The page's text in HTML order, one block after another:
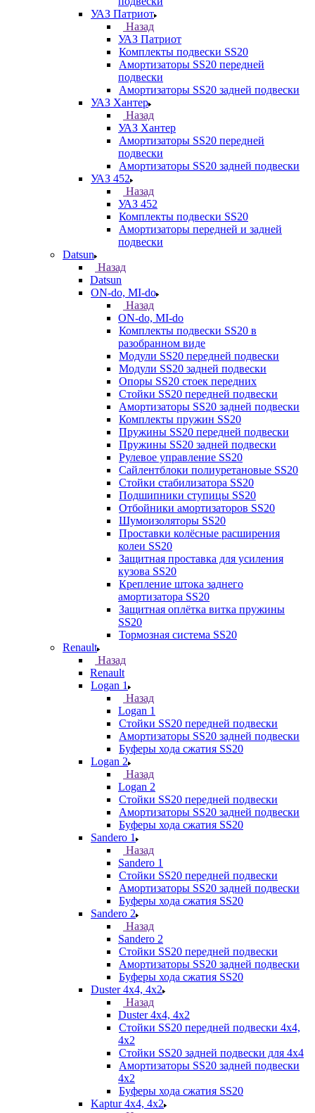
УАЗ Патриот
Назад
УАЗ Патриот
Комплекты подвески SS20
Амортизаторы SS20 передней
подвески
Амортизаторы SS20 задней подвески
УАЗ Хантер
Назад
УАЗ Хантер
Амортизаторы SS20 передней
подвески
Амортизаторы SS20 задней подвески
УАЗ 452
Назад
УАЗ 452
Комплекты подвески SS20
Амортизаторы передней и задней
подвески
Datsun
Назад
Datsun
ON-do, MI-do
Назад
ON-do, MI-do
Комплекты подвески SS20 в
разобранном виде
Модули SS20 передней подвески
Модули SS20 задней подвески
Опоры SS20 стоек передних
Стойки SS20 передней подвески
Амортизаторы SS20 задней подвески
Комплекты пружин SS20
Пружины SS20 передней подвески
Пружины SS20 задней подвески
Рулевое управление SS20
Сайлентблоки полиуретановые SS20
Стойки стабилизатора SS20
Подшипники ступицы SS20
Отбойники амортизаторов SS20
Шумоизоляторы SS20
Проставки колёсные расширения
колеи SS20
Защитная проставка для усиления
кузова SS20
Крепление штока заднего
амортизатора SS20
Защитная оплётка витка пружины
SS20
Тормозная система SS20
Renault
Назад
Renault
Logan 1
Назад
Logan 1
Стойки SS20 передней подвески
Амортизаторы SS20 задней подвески
Буферы хода сжатия SS20
Logan 2
Назад
Logan 2
Стойки SS20 передней подвески
Амортизаторы SS20 задней подвески
Буферы хода сжатия SS20
Sandero 1
Назад
Sandero 1
Стойки SS20 передней подвески
Амортизаторы SS20 задней подвески
Буферы хода сжатия SS20
Sandero 2
Назад
Sandero 2
Стойки SS20 передней подвески
Амортизаторы SS20 задней подвески
Буферы хода сжатия SS20
Duster 4х4, 4x2
Назад
Duster 4х4, 4x2
Стойки SS20 передней подвески 4х4,
4x2
Стойки SS20 задней подвески для 4х4
Амортизаторы SS20 задней подвески
4х2
Буферы хода сжатия SS20
Kaptur 4х4, 4х2